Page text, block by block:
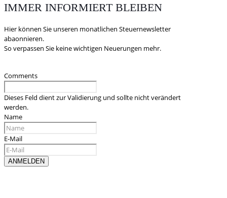
IMMER INFORMIERT BLEIBEN
Hier können Sie unseren monatlichen Steuernewsletter
abaonnieren.
So verpassen Sie keine wichtigen Neuerungen mehr.
Comments
Dieses Feld dient zur Validierung und sollte nicht verändert
werden.
Name
E-Mail